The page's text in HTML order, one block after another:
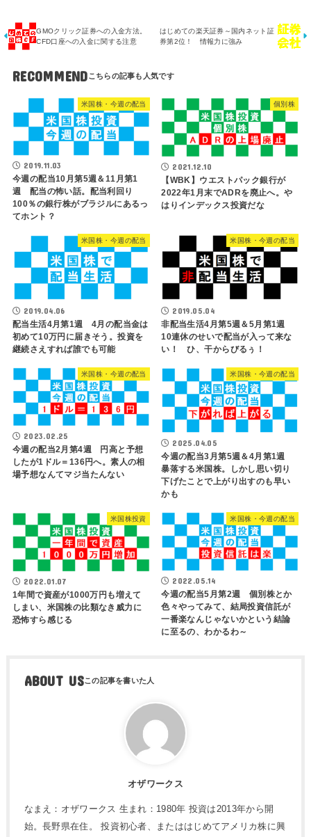
GMOクリック証券への入金方法。
CFD口座への入金に関する注意
はじめての楽天証券～国内ネット証
券第2位！ 情報力に強み
RECOMMEND
米国株・今週の配当
2019.11.03
今週の配当10月第5週＆11月第1
週 配当の怖い話。配当利回り
100％の銀行株がブラジルにあるっ
てホント？
個別株
2021.12.10
【WBK】ウエストパック銀行が
2022年1月末でADRを廃止へ。や
はりインデックス投資だな
米国株・今週の配当
2019.04.06
配当生活4月第1週 4月の配当金は
初めて10万円に届きそう。投資を
継続さえすれば誰でも可能
米国株・今週の配当
2019.05.04
非配当生活4月第5週＆5月第1週
10連休のせいで配当が入って来な
い！ ひ、干からびるぅ！
米国株・今週の配当
2023.02.25
今週の配当2月第4週 円高と予想
したが1ドル＝136円へ。素人の相
場予想なんてマジ当たんない
米国株・今週の配当
2025.04.05
今週の配当3月第5週＆4月第1週
暴落する米国株。しかし思い切り
下げたことで上がり出すのも早い
かも
米国株投資
2022.01.07
1年間で資産が1000万円も増えて
しまい、米国株の比類なき威力に
恐怖すら感じる
米国株・今週の配当
2022.05.14
今週の配当5月第2週 個別株とか
色々やってみて、結局投資信託が
一番楽なんじゃないかという結論
に至るの、わかるわ～
ABOUT US
オザワークス
なまえ：オザワークス 生まれ：1980年 投資は2013年から開
始。長野県在住。 投資初心者、またははじめてアメリカ株に興